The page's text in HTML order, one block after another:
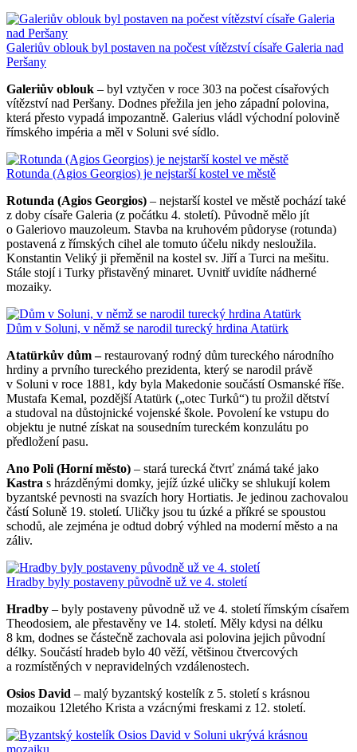
Galeriův oblouk byl postaven na počest vítězství císaře Galeria nad
Peršany
Galeriův oblouk – byl vztyčen v roce 303 na počest císařových
vítězství nad Peršany. Dodnes přežila jen jeho západní polovina,
která přesto vypadá impozantně. Galerius vládl východní polovině
římského impéria a měl v Soluni své sídlo.
Rotunda (Agios Georgios) je nejstarší kostel ve městě
Rotunda (Agios Georgios) – nejstarší kostel ve městě pochází také
z doby císaře Galeria (z počátku 4. století). Původně mělo jít
o Galeriovo mauzoleum. Stavba na kruhovém půdoryse (rotunda)
postavená z římských cihel ale tomuto účelu nikdy nesloužila.
Konstantin Veliký ji přeměnil na kostel sv. Jiří a Turci na mešitu.
Stále stojí i Turky přistavěný minaret. Uvnitř uvidíte nádherné
mozaiky.
Dům v Soluni, v němž se narodil turecký hrdina Atatürk
Atatürkův dům –restaurovaný rodný dům tureckého národního
hrdiny a prvního tureckého prezidenta, který se narodil právě
v Soluni v roce 1881, kdy byla Makedonie součástí Osmanské říše.
Mustafa Kemal, pozdější Atatürk („otec Turků“) tu prožil dětství
a studoval na důstojnické vojenské škole. Povolení ke vstupu do
objektu je nutné získat na sousedním tureckém konzulátu po
předložení pasu.
Ano Poli (Horní město) – stará turecká čtvrť známá také jako
Kastra s hrázděnými domky, jejíž úzké uličky se shlukují kolem
byzantské pevnosti na svazích hory Hortiatis. Je jedinou zachovalou
částí Soluně 19. století. Uličky jsou tu úzké a příkré se spoustou
schodů, ale zejména je odtud dobrý výhled na moderní město a na
záliv.
Hradby byly postaveny původně už ve 4. století
Hradby – byly postaveny původně už ve 4. století římským císařem
Theodosiem, ale přestavěny ve 14. století. Měly kdysi na délku
8 km, dodnes se částečně zachovala asi polovina jejich původní
délky. Součástí hradeb bylo 40 věží, většinou čtvercových
a rozmístěných v nepravidelných vzdálenostech.
Osios David – malý byzantský kostelík z 5. století s krásnou
mozaikou 12letého Krista a vzácnými freskami z 12. století.